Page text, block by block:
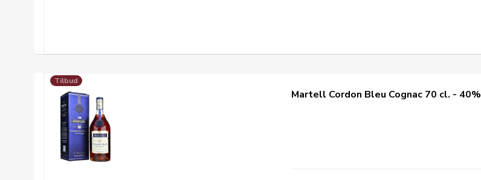
Tilbud
Martell Cordon Bleu Cognac 70 cl. - 40%